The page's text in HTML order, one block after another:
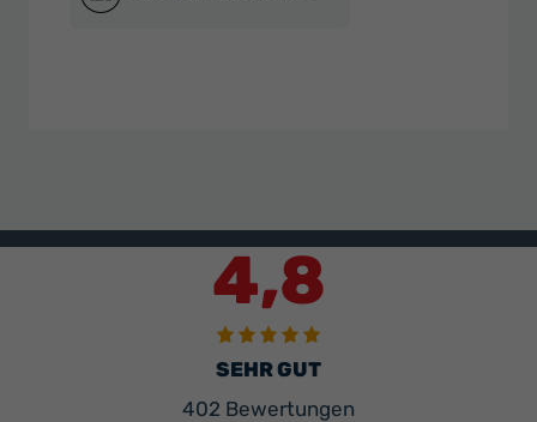
4,8
SEHR GUT
402 Bewertungen